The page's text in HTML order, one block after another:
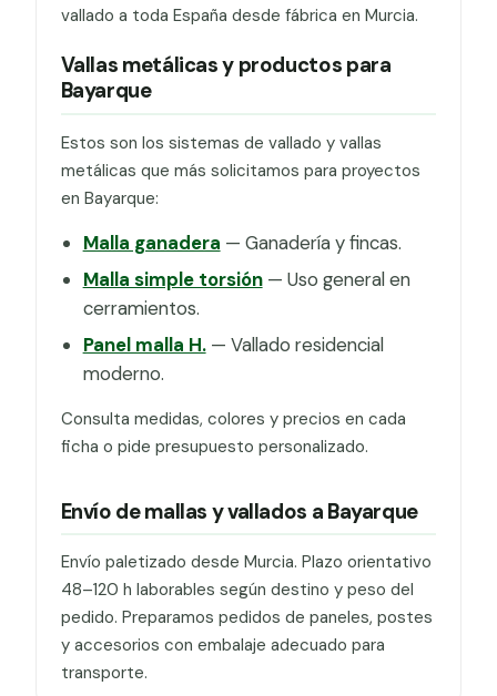
vallado a toda España desde fábrica en Murcia.
Vallas metálicas y productos para
Bayarque
Estos son los sistemas de vallado y vallas
metálicas que más solicitamos para proyectos
en Bayarque:
Malla ganadera — Ganadería y fincas.
Malla simple torsión— Uso general en
cerramientos.
Panel malla H.— Vallado residencial
moderno.
Consulta medidas, colores y precios en cada
ficha o pide presupuesto personalizado.
Envío de mallas y vallados a Bayarque
Envío paletizado desde Murcia. Plazo orientativo
48–120 h laborables según destino y peso del
pedido. Preparamos pedidos de paneles, postes
y accesorios con embalaje adecuado para
transporte.